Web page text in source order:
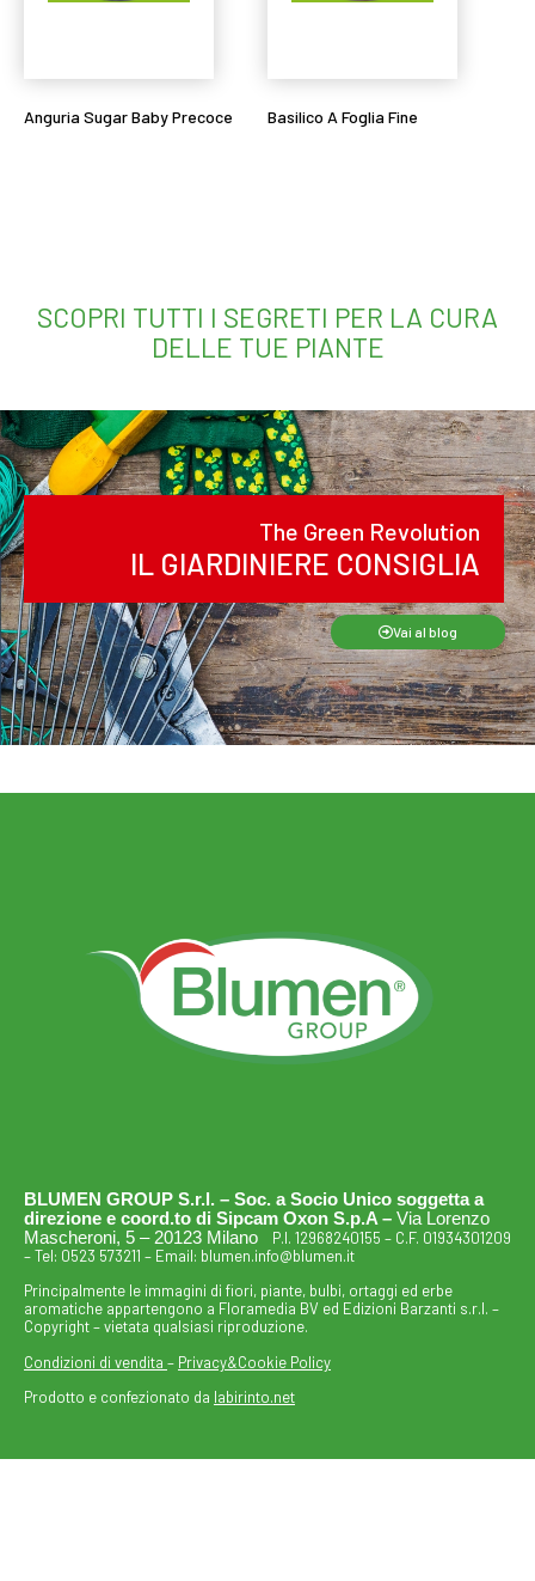
Anguria Sugar Baby Precoce Basilico A Foglia Fine
SCOPRI TUTTI I SEGRETI PER LA CURA
DELLE TUE PIANTE
The Green Revolution
IL GIARDINIERE CONSIGLIA
Vai al blog
BLUMEN GROUP S.r.l. – Soc. a Socio Unico soggetta a
direzione e coord.to di Sipcam Oxon S.p.A – Via Lorenzo
Mascheroni, 5 – 20123 Milano P.I. 12968240155 – C.F. 01934301209
– Tel: 0523 573211 – Email: blumen.info@blumen.it
Principalmente le immagini di fiori, piante, bulbi, ortaggi ed erbe
aromatiche appartengono a Floramedia BV ed Edizioni Barzanti s.r.l. –
Copyright – vietata qualsiasi riproduzione.
Condizioni di vendita – Privacy&Cookie Policy
Prodotto e confezionato da labirinto.net